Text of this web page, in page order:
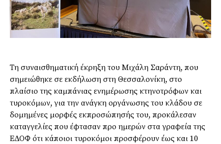
Τη συναισθηματική έκρηξη του Μιχάλη Σαράντη, που
σημειώθηκε σε εκδήλωση στη Θεσσαλονίκη, στο
πλαίσιο της καμπάνιας ενημέρωσης κτηνοτρόφων και
τυροκόμων, για την ανάγκη οργάνωσης του κλάδου σε
δομημένες μορφές εκπροσώπησής του, προκάλεσαν
καταγγελίες που έφτασαν προ ημερών στα γραφεία της
ΕΔΟΦ ότι κάποιοι τυροκόμοι προσφέρουν έως και 10